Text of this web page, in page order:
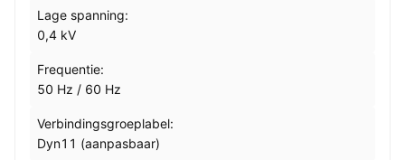
Lage spanning:
0,4 kV
Frequentie:
50 Hz / 60 Hz
Verbindingsgroeplabel:
Dyn11 (aanpasbaar)